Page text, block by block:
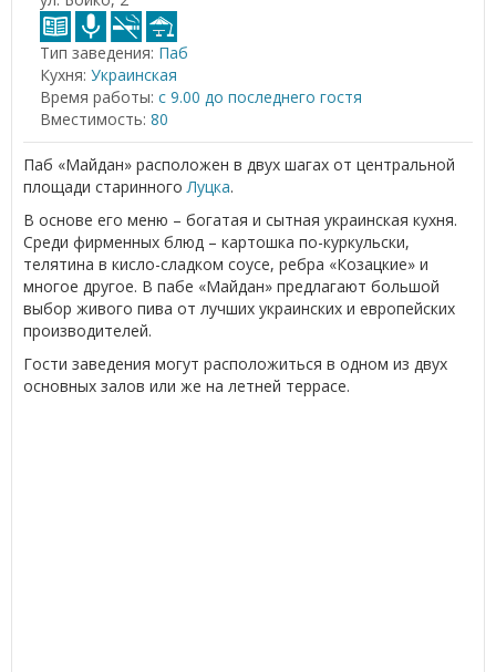
Тип заведения: Паб
Кухня: Украинская
Время работы: с 9.00 до последнего гостя
Вместимость: 80
Паб «Майдан» расположен в двух шагах от центральной
площади старинного Луцка.
В основе его меню – богатая и сытная украинская кухня.
Среди фирменных блюд – картошка по-куркульски,
телятина в кисло-сладком соусе, ребра «Козацкие» и
многое другое. В пабе «Майдан» предлагают большой
выбор живого пива от лучших украинских и европейских
производителей.
Гости заведения могут расположиться в одном из двух
основных залов или же на летней террасе.